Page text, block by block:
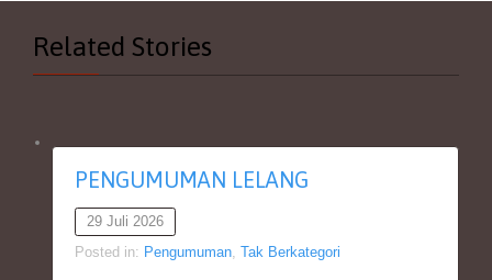
Related Stories
PENGUMUMAN LELANG
29 Juli 2026
Posted in: Pengumuman, Tak Berkategori